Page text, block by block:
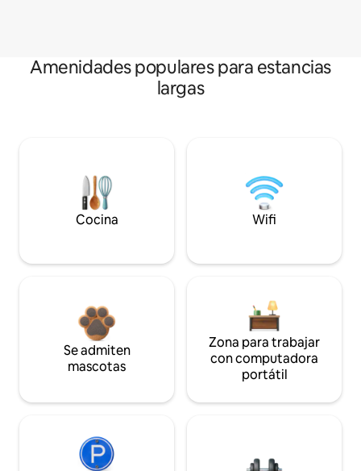
Amenidades populares para estancias
largas
Cocina Wifi
Se admiten
mascotas
Zona para trabajar
con computadora
portátil